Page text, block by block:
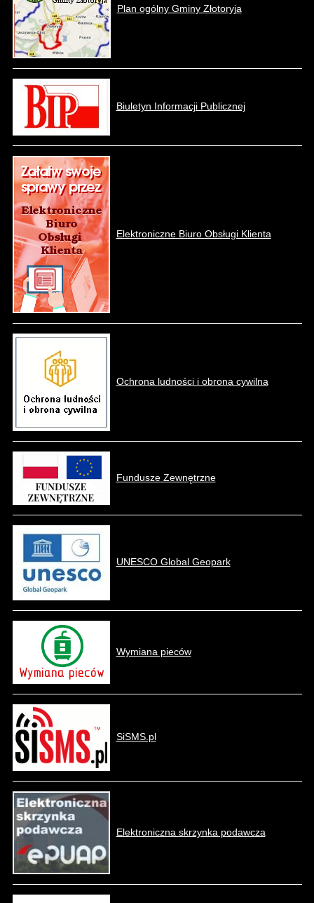
Plan ogólny Gminy Złotoryja
Biuletyn Informacji Publicznej
Elektroniczne Biuro Obsługi Klienta
Ochrona ludności i obrona cywilna
Fundusze Zewnętrzne
UNESCO Global Geopark
Wymiana pieców
SiSMS.pl
Elektroniczna skrzynka podawcza